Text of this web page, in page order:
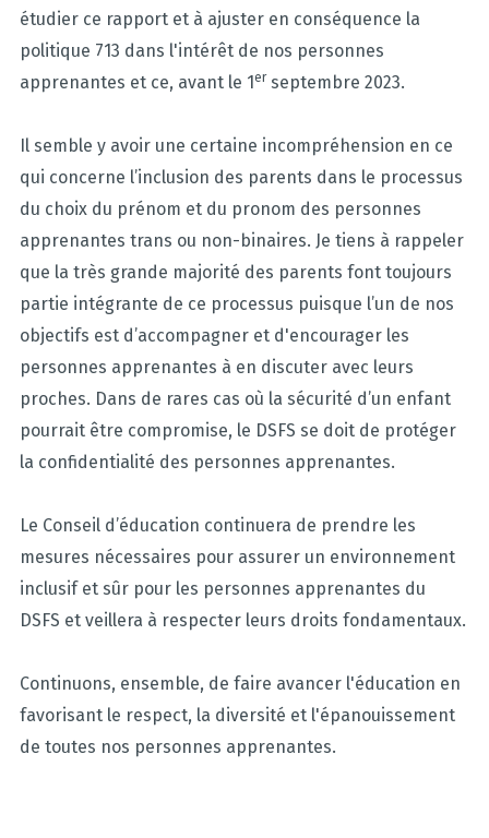
étudier ce rapport et à ajuster en conséquence la
politique 713 dans l'intérêt de nos personnes
apprenantes et ce, avant le 1 er septembre 2023.
Il semble y avoir une certaine incompréhension en ce
qui concerne l’inclusion des parents dans le processus
du choix du prénom et du pronom des personnes
apprenantes trans ou non-binaires. Je tiens à rappeler
que la très grande majorité des parents font toujours
partie intégrante de ce processus puisque l’un de nos
objectifs est d’accompagner et d'encourager les
personnes apprenantes à en discuter avec leurs
proches. Dans de rares cas où la sécurité d’un enfant
pourrait être compromise, le DSFS se doit de protéger
la confidentialité des personnes apprenantes.
Le Conseil d’éducation continuera de prendre les
mesures nécessaires pour assurer un environnement
inclusif et sûr pour les personnes apprenantes du
DSFS et veillera à respecter leurs droits fondamentaux.
Continuons, ensemble, de faire avancer l'éducation en
favorisant le respect, la diversité et l'épanouissement
de toutes nos personnes apprenantes.